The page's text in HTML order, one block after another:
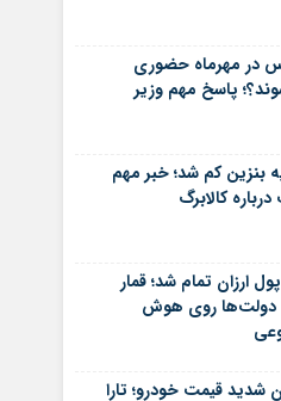
در مهرماه حضوری
پاسخ مهم وزیر
بنزین کم شد؛ خبر مهم
کالابرگ
ارزان تمام شد؛ قمار
دولت‌ها روی هوش
شدید قیمت خودرو؛ تارا